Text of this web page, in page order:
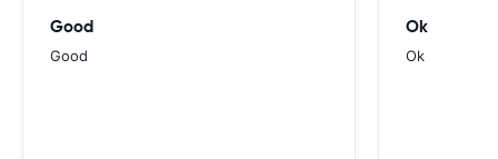
Good
Good
Ok
Ok